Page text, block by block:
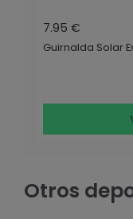
7.95 €
Guirnalda Solar
Otros